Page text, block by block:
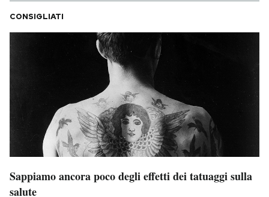
CONSIGLIATI
Sappiamo ancora poco degli effetti dei tatuaggi sulla
salute